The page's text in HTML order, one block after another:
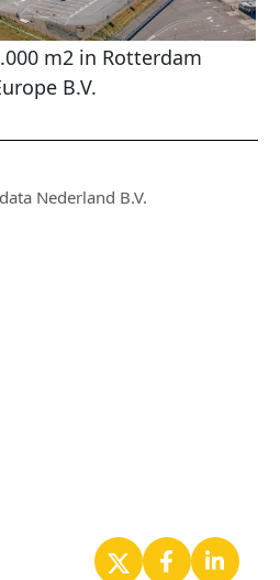
m2 in Rotterdam
B.V.
Nederland B.V.